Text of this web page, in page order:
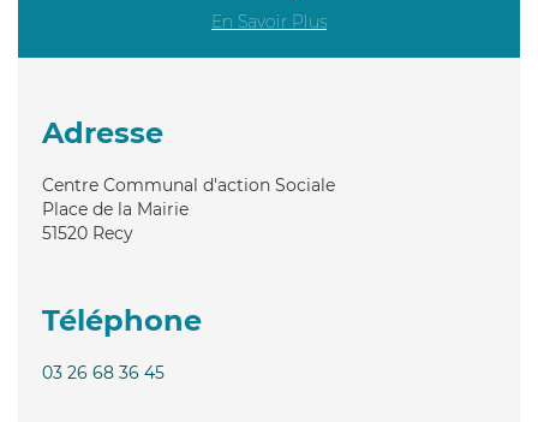
En Savoir Plus
Adresse
Centre Communal d'action Sociale
Place de la Mairie
51520 Recy
Téléphone
03 26 68 36 45